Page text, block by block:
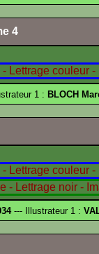
4
1 : BLOCH
--- Illustrateur 1 :